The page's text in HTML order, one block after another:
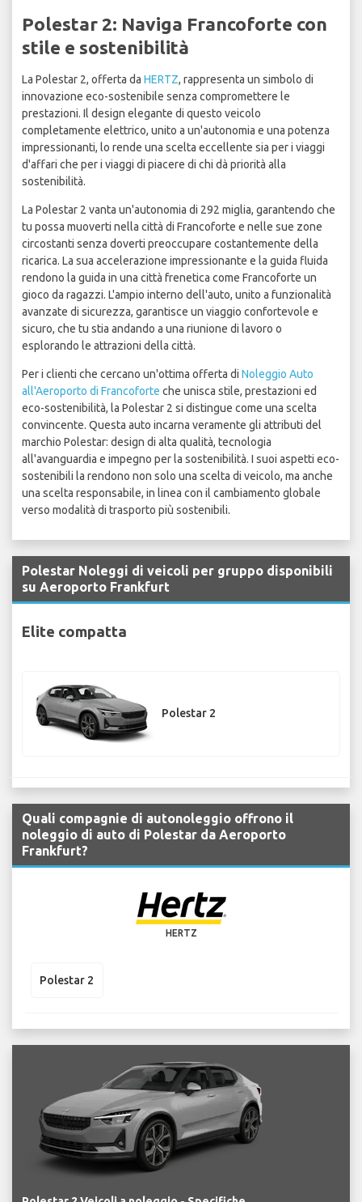
Polestar 2: Naviga Francoforte con
stile e sostenibilità
La Polestar 2, offerta da HERTZ, rappresenta un simbolo di
innovazione eco-sostenibile senza compromettere le
prestazioni. Il design elegante di questo veicolo
completamente elettrico, unito a un'autonomia e una potenza
impressionanti, lo rende una scelta eccellente sia per i viaggi
d'affari che per i viaggi di piacere di chi dà priorità alla
sostenibilità.
La Polestar 2 vanta un'autonomia di 292 miglia, garantendo che
tu possa muoverti nella città di Francoforte e nelle sue zone
circostanti senza doverti preoccupare costantemente della
ricarica. La sua accelerazione impressionante e la guida fluida
rendono la guida in una città frenetica come Francoforte un
gioco da ragazzi. L'ampio interno dell'auto, unito a funzionalità
avanzate di sicurezza, garantisce un viaggio confortevole e
sicuro, che tu stia andando a una riunione di lavoro o
esplorando le attrazioni della città.
Per i clienti che cercano un'ottima offerta di Noleggio Auto
all'Aeroporto di Francoforte che unisca stile, prestazioni ed
eco-sostenibilità, la Polestar 2 si distingue come una scelta
convincente. Questa auto incarna veramente gli attributi del
marchio Polestar: design di alta qualità, tecnologia
all'avanguardia e impegno per la sostenibilità. I suoi aspetti eco-
sostenibili la rendono non solo una scelta di veicolo, ma anche
una scelta responsabile, in linea con il cambiamento globale
verso modalità di trasporto più sostenibili.
Polestar Noleggi di veicoli per gruppo disponibili
su Aeroporto Frankfurt
Elite compatta
Polestar 2
Quali compagnie di autonoleggio offrono il
noleggio di auto di Polestar da Aeroporto
Frankfurt?
HERTZ
Polestar 2